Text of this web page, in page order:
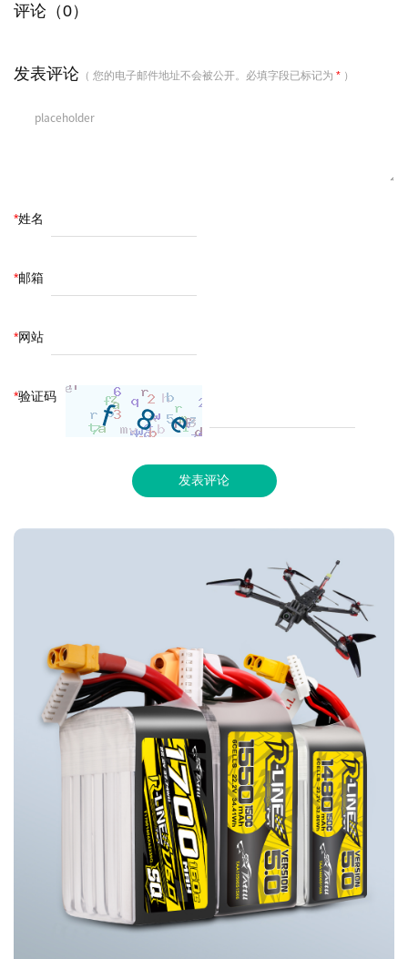
评论（0）
发表评论 （ 您的电子邮件地址不会被公开。必填字段已标记为 * ）
*姓名
*邮箱
*网站
*验证码
发表评论